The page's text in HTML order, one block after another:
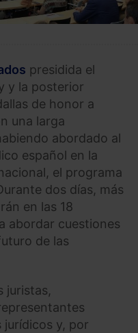
presidida el
y la posterior
de honor a
una larga
abordado al
español en la
el programa
dos días, más
en las 18
abordar cuestiones
de las
juristas,
jurídicos y, por